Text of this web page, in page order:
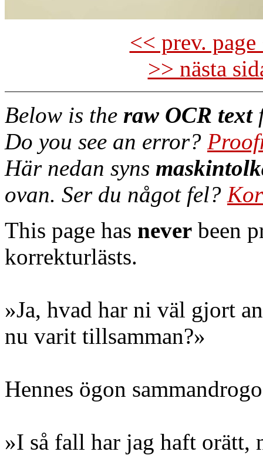
<< prev.
>> nästa
Below is the raw OCR text
Do you see an error?
Här nedan syns
ovan. Ser du något fel?
This page has never been
korrekturlästs.
»Ja, hvad har ni väl gjort
nu varit tillsamman?»
Hennes ögon
»I så fall har jag haft orätt,